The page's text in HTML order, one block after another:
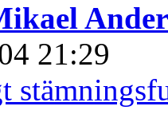
21:29